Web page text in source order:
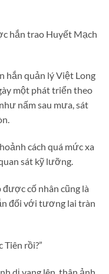
hắn trao Huyết Mạch
hắn quản lý Việt Long
một phát triển theo
nấm sau mưa, sát
cách quá mức xa
sát kỹ lưỡng.
cố nhân cũng là
đối với tương lai tràn
Tiên rồi?”
dị vang lên, thân ảnh